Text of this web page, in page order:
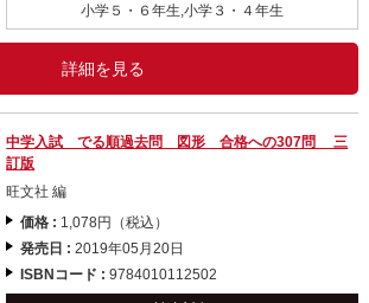
小学５・６年生,小学３・４年生
詳細を見る
中学入試 でる順過去問 図形 合格への307問 三
訂版
旺文社 編
価格 : 1,078円（税込）
発売日 :2019年05月20日
ISBNコード :9784010112502